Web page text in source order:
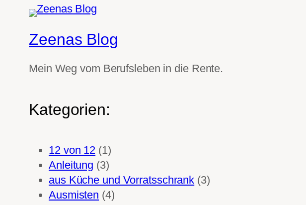
Zeenas Blog
Mein Weg vom Berufsleben in die Rente.
Kategorien:
12 von 12 (1)
Anleitung (3)
aus Küche und Vorratsschrank (3)
Ausmisten (4)